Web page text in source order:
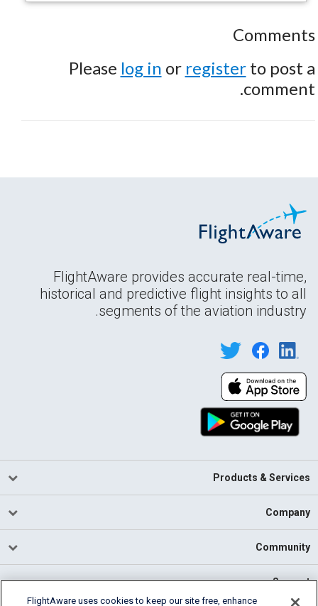
Comments
Please log in or registerto post a
comment.
FlightAware provides accurate real-time,
historical and predictive flight insights to all
segments of the aviation industry.
Products & Services
Company
Community
Support
FlightAware uses cookies to keep our site free, enhance